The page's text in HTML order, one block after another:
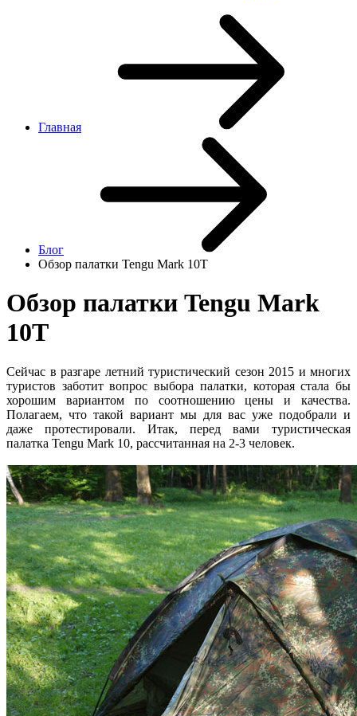
Главная
Блог
Обзор палатки Tengu Mark 10T
Обзор палатки Tengu Mark
10T
Сейчас в разгаре летний туристический сезон 2015 и многих
туристов заботит вопрос выбора палатки, которая стала бы
хорошим вариантом по соотношению цены и качества.
Полагаем, что такой вариант мы для вас уже подобрали и
даже протестировали. Итак, перед вами туристическая
палатка Tengu Mark 10, рассчитанная на 2-3 человек.